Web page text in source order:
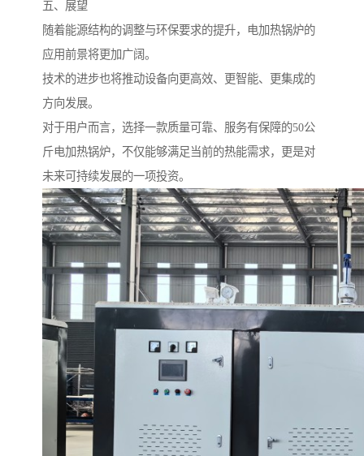
五、展望
随着能源结构的调整与环保要求的提升，电加热锅炉的
应用前景将更加广阔。
技术的进步也将推动设备向更高效、更智能、更集成的
方向发展。
对于用户而言，选择一款质量可靠、服务有保障的50公
斤电加热锅炉，不仅能够满足当前的热能需求，更是对
未来可持续发展的一项投资。